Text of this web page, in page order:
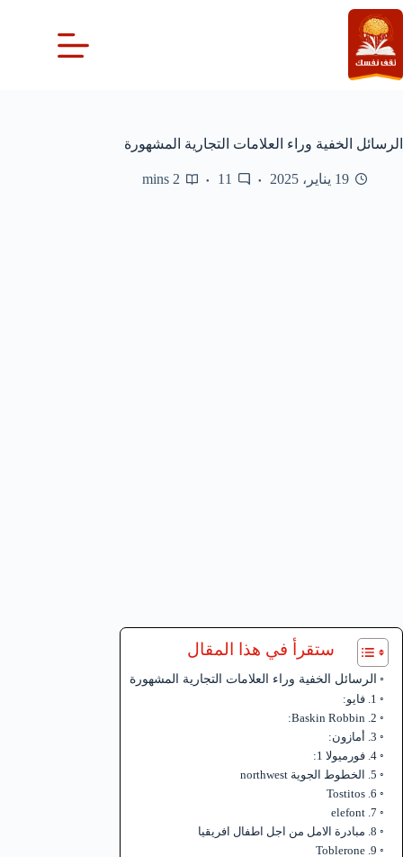
التجاوز
إلى
المحتوى
الرسائل الخفية وراء العلامات التجارية المشهورة
19 يناير، 2025 11
2 mins
ستقرأ في هذا المقال
الرسائل الخفية وراء العلامات التجارية المشهورة
1. فايو:
2. Baskin Robbin:
3. أمازون:
4. فورميولا 1:
5. الخطوط الجوية northwest
6. Tostitos
7. elefont
8. مبادرة الامل من اجل اطفال افريقيا
9. Toblerone